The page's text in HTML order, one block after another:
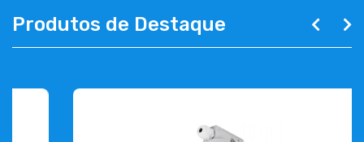
Produtos de Destaque